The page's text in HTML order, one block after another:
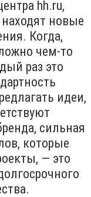
hh.ru,
новые
Когда,
чем-то
раз это
идеи,
сильная
которые
— это